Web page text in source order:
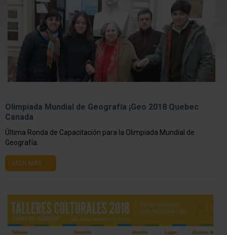
Olimpiada Mundial de Geografía ¡Geo 2018 Quebec
Canada
Última Ronda de Capacitación para la Olimpiada Mundial de
Geografía.
LEER MÁS